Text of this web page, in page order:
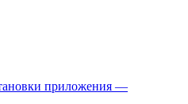
приложения —